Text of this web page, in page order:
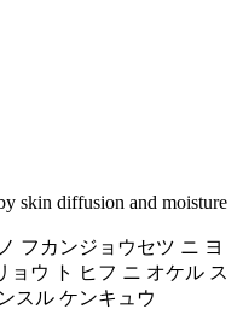
skin diffusion and moisture
フカンジョウセツ ニ ヨ
ョウ ト ヒフ ニ オケル ス
スル ケンキュウ